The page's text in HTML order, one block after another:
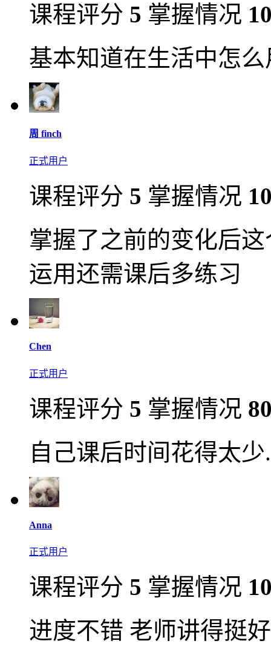
课程评分 5 掌握情况
基本知道在生活中怎
周 finch
正式用户
课程评分 5 掌握情况
掌握了之前的变化后
运用还需课后多练习
Chen
正式用户
课程评分 5 掌握情况
自己课后时间花得太少.
Anna
正式用户
课程评分 5 掌握情况
进度不错 老师讲得挺